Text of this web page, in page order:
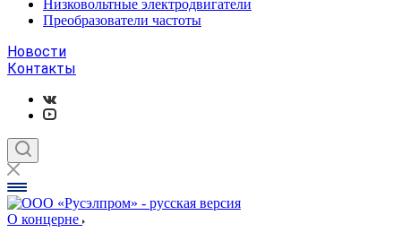
Низковольтные электродвигатели
Преобразователи частоты
Новости
Контакты
О концерне